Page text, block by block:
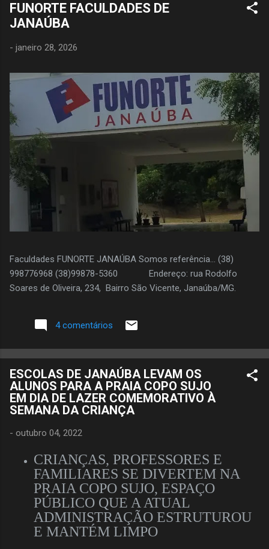
FUNORTE FACULDADES DE
JANAÚBA
- janeiro 28, 2026
Faculdades FUNORTE JANAÚBA Somos referência... (38)
998776968 (38)99878-5360 Endereço: rua Rodolfo
Soares de Oliveira, 234, Bairro São Vicente, Janaúba/MG.
4 comentários
ESCOLAS DE JANAÚBA LEVAM OS
ALUNOS PARA A PRAIA COPO SUJO
EM DIA DE LAZER COMEMORATIVO À
SEMANA DA CRIANÇA
- outubro 04, 2022
CRIANÇAS, PROFESSORES E
FAMILIARES SE DIVERTEM NA
PRAIA COPO SUJO, ESPAÇO
PÚBLICO QUE A ATUAL
ADMINISTRAÇÃO ESTRUTUROU
E MANTÉM LIMPO